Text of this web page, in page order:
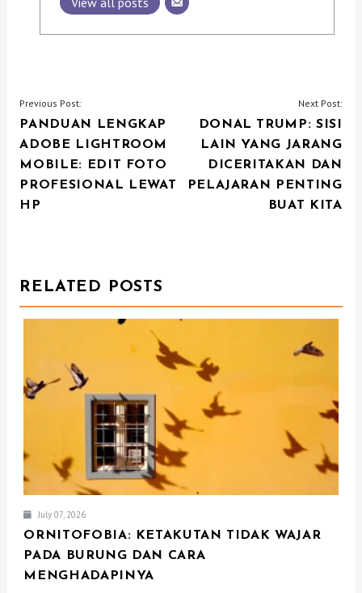
P
O
S
T
N
I
G
I
Previous Post:
PANDUAN LENGKAP
ADOBE LIGHTROOM
MOBILE: EDIT FOTO
PROFESIONAL LEWAT
HP
Next Post:
DONAL TRUMP: SISI
LAIN YANG JARANG
DICERITAKAN DAN
PELAJARAN PENTING
BUAT KITA
RELATED POSTS
July 07, 2026
ORNITOFOBIA: KETAKUTAN TIDAK WAJAR
PADA BURUNG DAN CARA
MENGHADAPINYA